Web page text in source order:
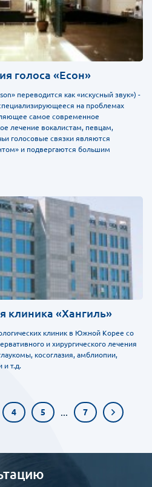
голоса «Есон»
переводится как «искусный звук») -
на проблемах
самое современное
лечение вокалистам, певцам,
голосовые связки являются
и подвергаются большим
клиника «Хангиль»
клиник в Южной Корее со
и хирургического лечения
косоглазия, амблиопии,
и т.д.
4 5 ... 7